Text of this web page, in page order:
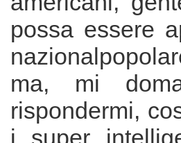
possa essere
ma, mi
rispondermi,
i super